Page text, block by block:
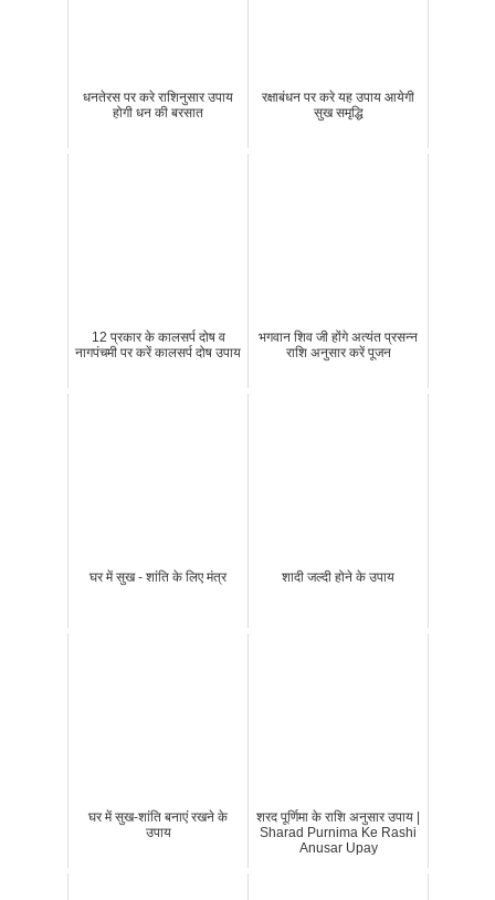
धनतेरस पर करे राशिनुसार उपाय
होगी धन की बरसात
रक्षाबंधन पर करे यह उपाय आयेगी
सुख समृद्धि
12 प्रकार के कालसर्प दोष व
नागपंचमी पर करें कालसर्प दोष उपाय
भगवान शिव जी होंगे अत्‍यंत प्रसन्‍न
राशि अनुसार करें पूजन
घर में सुख - शांति के लिए मंत्र शादी जल्दी होने के उपाय
घर में सुख-शांति बनाएं रखने के
उपाय
शरद पूर्णिमा के राशि अनुसार उपाय |
Sharad Purnima Ke Rashi
Anusar Upay